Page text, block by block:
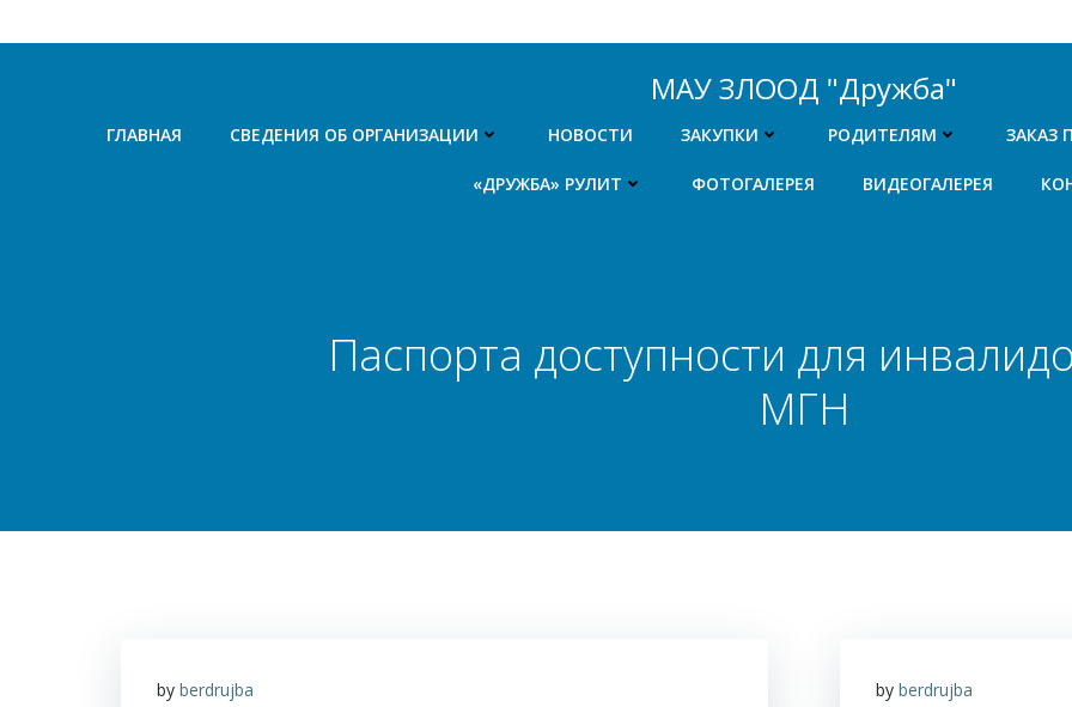
МАУ ЗЛООД "Дружба"
ГЛАВНАЯ СВЕДЕНИЯ ОБ ОРГАНИЗАЦИИ НОВОСТИ ЗАКУПКИ РОДИТЕЛЯМ ЗАКАЗ
«ДРУЖБА» РУЛИТ ФОТОГАЛЕРЕЯ ВИДЕОГАЛЕРЕЯ
Паспорта доступности для
МГН
by berdrujba
by berdrujba